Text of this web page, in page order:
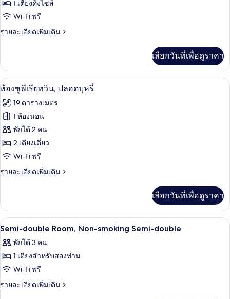
ห้อง
สแตนดาร์ด,
ปลอด
(Corner
King)
1 เตียงคิงไซส์
Wi-Fi ฟรี
รายละเอียดเพิ่มเติม
ราย
เกี่ยว
กับ
ห้อง
สแตนดาร์ด,
ปลอด
บุหรี่
(Corner
King)
เลือกวันที่เพื่อดูราคา
เปิด
ภาพถ่าย
ทั้งหมด
ของ
ห้อง
ซู
พี
ทวิน,
ปลอด
บุหรี่
โต๊ะทำงาน, ห้องเก็บเสียง, Wi-Fi ฟรี, ผ้
8
ห้องซูพีเรียทวิน, ปลอดบุหรี่
19 ตารางเมตร
1 ห้องนอน
พักได้ 2 คน
2 เตียงเดี่ยว
Wi-Fi ฟรี
รายละเอียดเพิ่มเติม
ราย
เกี่ยว
กับ
ห้อง
พี
เรีย
น,
ปลอด
บุหรี่
เลือกวันที่เพื่อดูราคา
เปิด
ภาพถ่าย
ทั้งหมด
ของ
Semi-
โต๊ะทำงาน, ห้องเก็บเสียง, Wi-Fi ฟรี, ผ้
7
Semi-double Room, Non-smoking Semi-double
พักได้ 3 คน
1 เตียงสำหรับสองท่าน
Wi-Fi ฟรี
รายละเอียดเพิ่มเติม
ราย